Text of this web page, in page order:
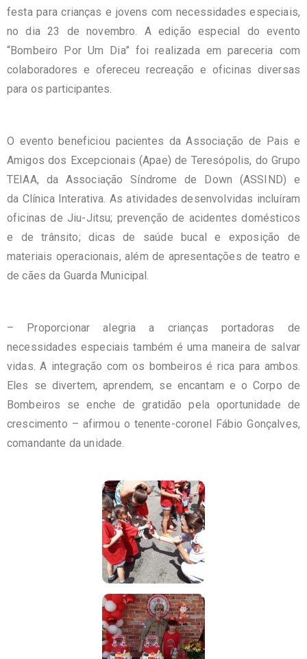
festa para crianças e jovens com necessidades especiais,
no dia 23 de novembro. A edição especial do evento
“Bombeiro Por Um Dia” foi realizada em pareceria com
colaboradores e ofereceu recreação e oficinas diversas
para os participantes.
O evento beneficiou pacientes da Associação de Pais e
Amigos dos Excepcionais (Apae) de Teresópolis, do Grupo
TEIAA, da Associação Síndrome de Down (ASSIND) e
da Clínica Interativa. As atividades desenvolvidas incluíram
oficinas de Jiu-Jitsu; prevenção de acidentes domésticos
e de trânsito; dicas de saúde bucal e exposição de
materiais operacionais, além de apresentações de teatro e
de cães da Guarda Municipal.
– Proporcionar alegria a crianças portadoras de
necessidades especiais também é uma maneira de salvar
vidas. A integração com os bombeiros é rica para ambos.
Eles se divertem, aprendem, se encantam e o Corpo de
Bombeiros se enche de gratidão pela oportunidade de
crescimento – afirmou o tenente-coronel Fábio Gonçalves,
comandante da unidade.